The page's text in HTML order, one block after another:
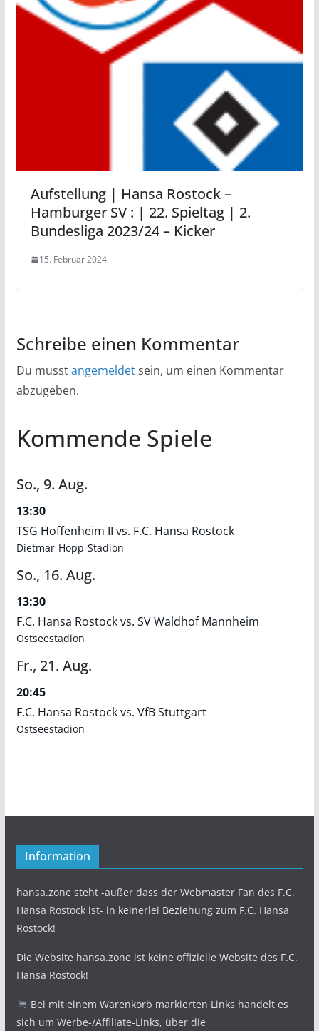
Aufstellung | Hansa Rostock –
Hamburger SV : | 22. Spieltag | 2.
Bundesliga 2023/24 – Kicker
15. Februar 2024
Schreibe einen Kommentar
Du musstangemeldetsein, um einen Kommentar
abzugeben.
Kommende Spiele
So., 9. Aug.
13:30
TSG Hoffenheim II vs. F.C. Hansa Rostock
Dietmar-Hopp-Stadion
So., 16. Aug.
13:30
F.C. Hansa Rostock vs. SV Waldhof Mannheim
Ostseestadion
Fr., 21. Aug.
20:45
F.C. Hansa Rostock vs. VfB Stuttgart
Ostseestadion
Information
hansa.zone steht -außer dass der Webmaster Fan des F.C.
Hansa Rostock ist- in keinerlei Beziehung zum F.C. Hansa
Rostock!
Die Website hansa.zone ist keine offizielle Website des F.C.
Hansa Rostock!
Bei mit einem Warenkorb markierten Links handelt es
sich um Werbe-/Affiliate-Links, über die